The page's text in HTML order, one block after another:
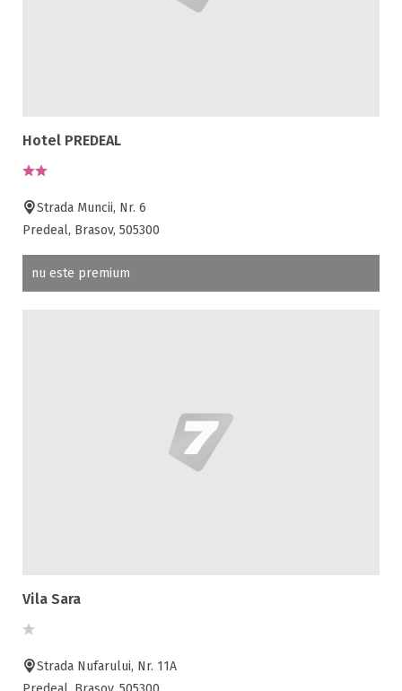
Hotel PREDEAL
Strada Muncii, Nr. 6
Predeal, Brasov, 505300
nu este premium
Vila Sara
Strada Nufarului, Nr. 11A